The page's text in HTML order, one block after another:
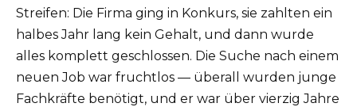
Streifen: Die Firma ging in Konkurs, sie zahlten ein
halbes Jahr lang kein Gehalt, und dann wurde
alles komplett geschlossen. Die Suche nach einem
neuen Job war fruchtlos — überall wurden junge
Fachkräfte benötigt, und er war über vierzig Jahre